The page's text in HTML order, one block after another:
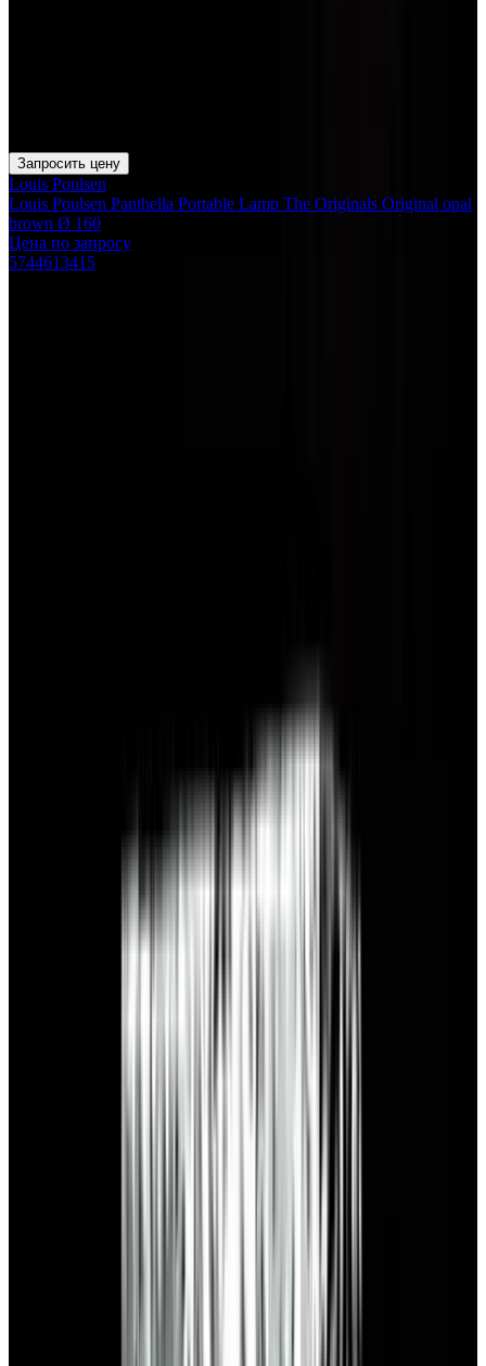
Запросить цену
Louis Poulsen
Louis Poulsen Panthella Portable Lamp The Originals Original opal
brown Ø 160
Цена по запросу
5744613415